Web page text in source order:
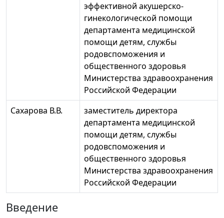
эффективной акушерско-
гинекологической помощи
департамента медицинской
помощи детям, службы
родовспоможения и
общественного здоровья
Министерства здравоохранения
Российской Федерации
Сахарова В.В.
заместитель директора
департамента медицинской
помощи детям, службы
родовспоможения и
общественного здоровья
Министерства здравоохранения
Российской Федерации
Введение